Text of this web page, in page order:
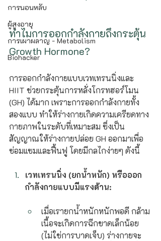
การนอนหลับ
ผู้สูงอายุ
การเผาผลาญ - Metabolism
Biohacker
ทำไมการออกกำลังกายถึงกระตุ้น
Growth Hormone?
การออกกำลังกายแบบเวทเทรนนิ่งและ
HIIT ช่วยกระตุ้นการหลั่งโกรทฮอร์โมน
(GH) ได้มาก เพราะการออกกำลังกายทั้ง
สองแบบ ทำให้ร่างกายเกิดความเครียดทาง
กายภาพในระดับที่เหมาะสม ซึ่งเป็น
สัญญาณให้ร่างกายปล่อย GH ออกมาเพื่อ
ซ่อมแซมและฟื้นฟู โดยมีกลไกง่ายๆ ดังนี้
เวทเทรนนิ่ง (ยกน้ำหนัก) หรือออก
กำลังกายแบบมีแรงต้าน:
เมื่อเรายกน้ำหนักหนักพอดี กล้าม
เนื้อจะเกิดการฉีกขาดเล็กน้อย
(ไม่ใช่การบาดเจ็บ) ร่างกายจะ